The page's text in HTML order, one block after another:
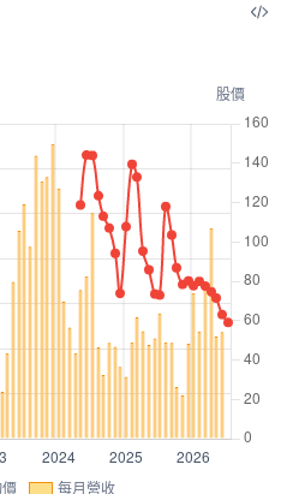
價 每月營收